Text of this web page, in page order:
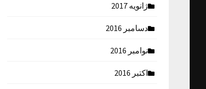
ژانویه 2017
دسامبر 2016
نوامبر 2016
اکتبر 2016